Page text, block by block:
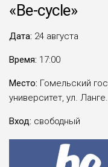
«Be-cycle»
Дата: 24 августа
Время: 17:00
Место: Гомельский
университет, ул. Ланге.
Вход: свободный